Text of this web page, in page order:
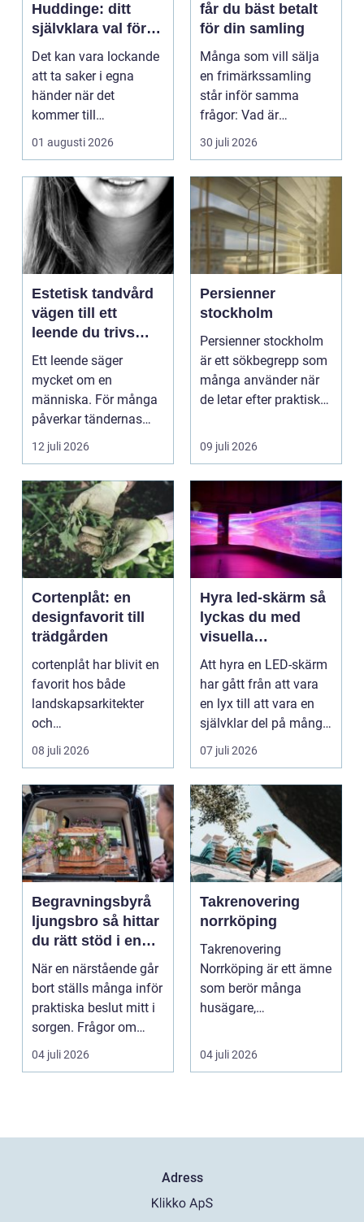
Huddinge: ditt
självklara val för
säker elinstallation
Det kan vara lockande
att ta saker i egna
händer när det
kommer till
hemförbättr...
01 augusti 2026
får du bäst betalt
för din samling
Många som vill sälja
en frimärkssamling
står inför samma
frågor: Vad är
samlingen värd? Var
vänder m...
30 juli 2026
Estetisk tandvård
vägen till ett
leende du trivs
med
Ett leende säger
mycket om en
människa. För många
påverkar tändernas
utseende både
självförtroendet ...
12 juli 2026
Persienner
stockholm
Persienner stockholm
är ett sökbegrepp som
många använder när
de letar efter praktiska
09 juli 2026
Cortenplåt: en
designfavorit till
trädgården
cortenplåt har blivit en
favorit hos både
landskapsarkitekter
och
trädgårdsentusiaster.
Det är ett m...
08 juli 2026
Hyra led-skärm så
lyckas du med
visuella
upplevelser på
event
Att hyra en LED-skärm
har gått från att vara
en lyx till att vara en
självklar del på många
event, m...
07 juli 2026
Begravningsbyrå
ljungsbro så hittar
du rätt stöd i en
svår tid
När en närstående går
bort ställs många inför
praktiska beslut mitt i
sorgen. Frågor om
ceremoni, ju...
04 juli 2026
Takrenovering
norrköping
Takrenovering
Norrköping är ett ämne
som berör många
husägare,
och fastighets...
04 juli 2026
Adress